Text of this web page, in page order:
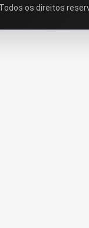
os direitos